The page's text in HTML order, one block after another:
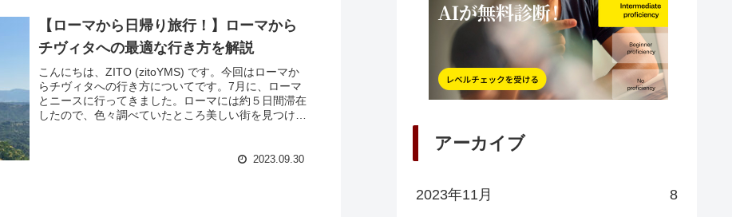
【ローマから日帰り旅行！】ローマから
チヴィタへの最適な行き方を解説​
こんにちは、ZITO (zitoYMS) です。今回はローマか
らチヴィタへの行き方についてです。7月に、ローマ
とニースに行ってきました。ローマには約５日間滞在
したので、色々調べていたところ美しい街を見つけた
2023.09.30
アーカイブ
2023年11月 8